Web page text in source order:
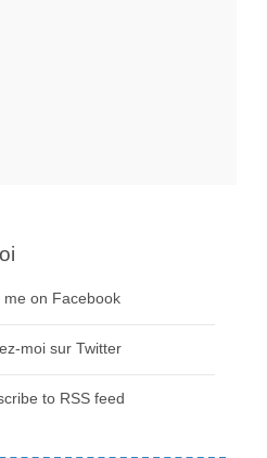
me on Facebook
moi sur Twitter
to RSS feed